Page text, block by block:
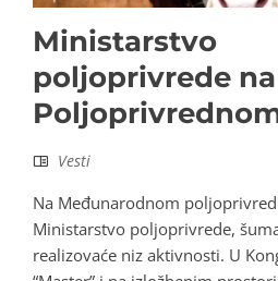
Ministarstvo
poljoprivrede na
Vesti
Na Međunarodnom
Ministarstvo poljoprivrede,
realizovaće niz aktivnosti. U